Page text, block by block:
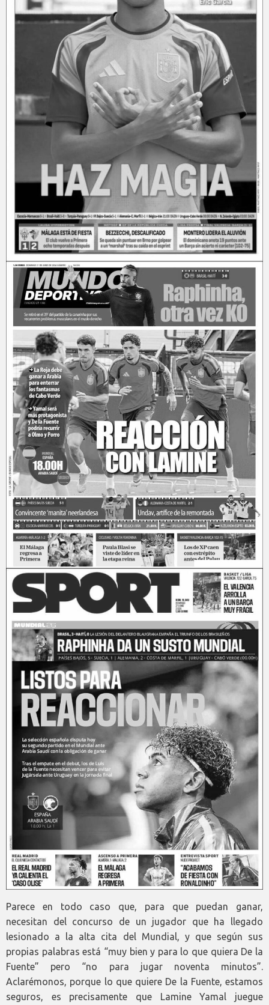
Parece en todo caso que, para que puedan ganar,
necesitan del concurso de un jugador que ha llegado
lesionado a la alta cita del Mundial, y que según sus
propias palabras está “muy bien y para lo que quiera De la
Fuente” pero “no para jugar noventa minutos”.
Aclarémonos, porque lo que quiere De la Fuente, estamos
seguros, es precisamente que Lamine Yamal juegue